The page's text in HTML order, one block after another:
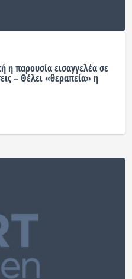
η παρουσία εισαγγελέα σε
– Θέλει «θεραπεία» η